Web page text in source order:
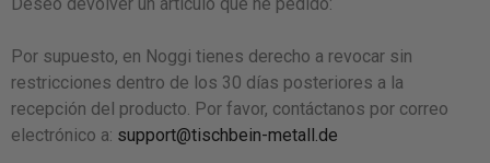
Por supuesto, en Noggi tienes derecho a revocar sin
restricciones dentro de los 30 días posteriores a la
recepción del producto. Por favor, contáctanos por correo
electrónico a: support@tischbein-metall.de